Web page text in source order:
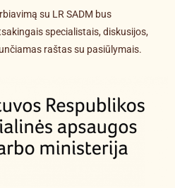
su LR SADM bus
specialistais, diskusijos,
raštas su pasiūlymais.